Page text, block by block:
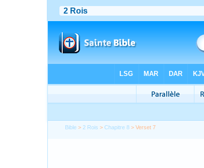
Bible > 2 Rois >Chapitre 8 > Verset 7